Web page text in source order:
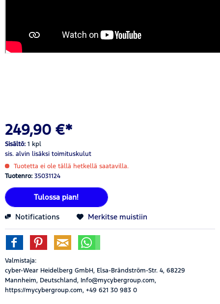
249,90 €*
Sisältö: 1 kpl
sis. alvin lisäksi toimituskulut
Tuotetta ei ole tällä hetkellä saatavilla.
Tuotenro: 35031124
Tulossa pian!
Notifications Merkitse muistiin
Valmistaja:
cyber-Wear Heidelberg GmbH, Elsa-Brändström-Str. 4, 68229
Mannheim, Deutschland, Info@mycybergroup.com,
https://mycybergroup.com, +49 621 30 983 0